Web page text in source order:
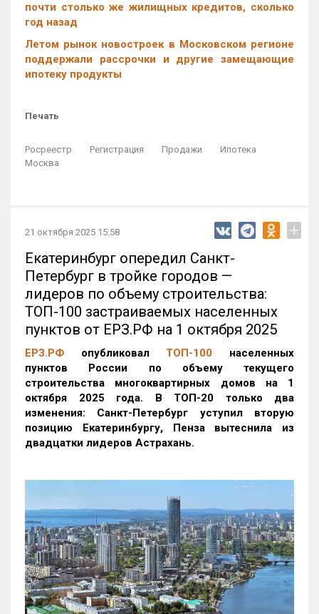
почти столько же жилищных кредитов, сколько
год назад
Летом рынок новостроек в Московском регионе
поддержали рассрочки и другие замещающие
ипотеку продукты
Печать
Росреестр Регистрация Продажи
Ипотека
Москва
21 октября 2025 15:58 +
Екатеринбург опередил Санкт-
Петербург в тройке городов —
лидеров по объему строительства:
ТОП-100 застраиваемых населенных
пунктов от ЕРЗ.РФ на 1 октября 2025
ЕРЗ.РФ опубликовал ТОП-100 населенных
пунктов России по объему текущего
строительства многоквартирных домов на 1
октября 2025 года. В ТОП-20 только два
изменения: Санкт-Петербург уступил вторую
позицию Екатеринбургу, Пенза вытеснила из
двадцатки лидеров Астрахань.